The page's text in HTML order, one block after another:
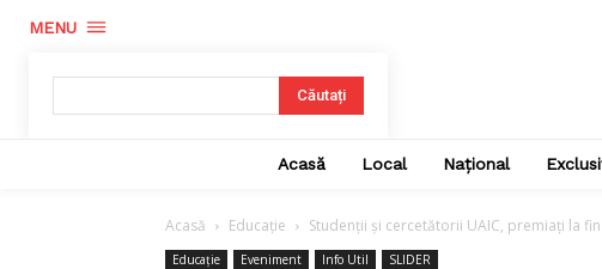
MENU
Căutați
Acasă Local Național
Acasă Educație Studenții și cercetătorii UAIC, premiați la
Educație Eveniment Info Util SLIDER